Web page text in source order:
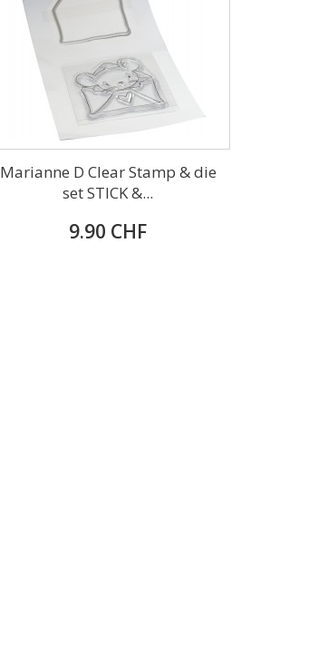
Marianne D Clear Stamp & die
set STICK &...
9.90 CHF